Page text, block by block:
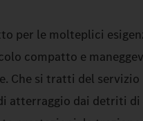
per le molteplici
compatto e
Che si tratti del servizio
atterraggio dai detriti